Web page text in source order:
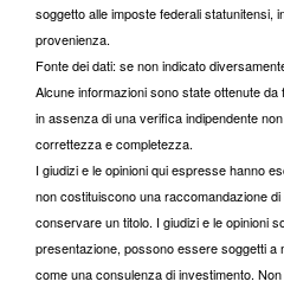
soggetto alle imposte federali statunitensi,
provenienza.
Fonte dei dati: se non indicato
Alcune informazioni sono state ottenute
in assenza di una verifica indipendente
correttezza e completezza.
I giudizi e le opinioni qui espresse hanno
non costituiscono una raccomandazione
conservare un titolo. I giudizi e le opinioni
presentazione, possono essere soggetti
come una consulenza di investimento.